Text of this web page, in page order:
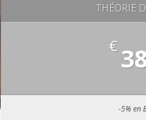
THÉORIE
€
-5% en